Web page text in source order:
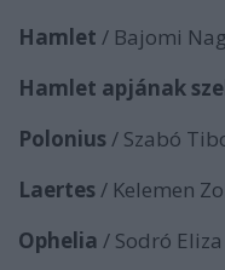
Hamlet / Bajomi
Hamlet apjának
Polonius/ Szabó
Laertes/ Kelemen
Ophelia / Sodró Eliza